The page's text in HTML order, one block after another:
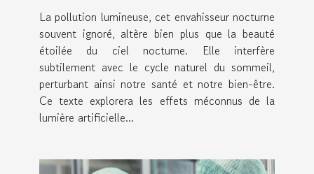
sommeil et comment y
remédier
La pollution lumineuse, cet envahisseur nocturne
souvent ignoré, altère bien plus que la beauté
étoilée du ciel nocturne. Elle interfère
subtilement avec le cycle naturel du sommeil,
perturbant ainsi notre santé et notre bien-être.
Ce texte explorera les effets méconnus de la
lumière artificielle...